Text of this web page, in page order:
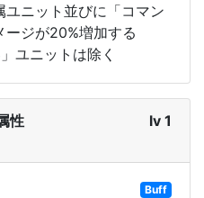
ニット並びに「コマン
ージが20%増加する
ユニットは除く
性 lv 1
Buff